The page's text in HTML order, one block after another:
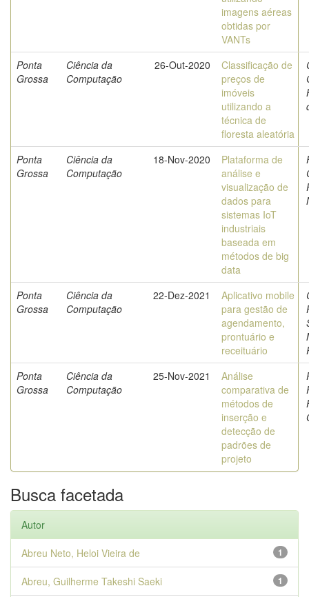
imagens aéreas
obtidas por
VANTs
Ponta
Grossa
Ciência da
Computação
26-Out-2020
Classificação de
preços de
imóveis
utilizando a
técnica de
floresta aleatória
Ponta
Grossa
Ciência da
Computação
18-Nov-2020
Plataforma de
análise e
visualização de
dados para
sistemas IoT
industriais
baseada em
métodos de big
data
Ponta
Grossa
Ciência da
Computação
22-Dez-2021
Aplicativo mobile
para gestão de
agendamento,
prontuário e
receituário
Ponta
Grossa
Ciência da
Computação
25-Nov-2021
Análise
comparativa de
métodos de
inserção e
detecção de
padrões de
projeto
Busca facetada
Autor
1
Abreu Neto, Heloi Vieira de
1
Abreu, Guilherme Takeshi Saeki